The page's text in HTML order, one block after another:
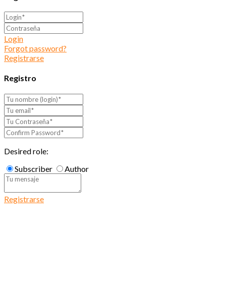
Login
Forgot password?
Registrarse
Registro
Desired role:
Subscriber
Author
Registrarse